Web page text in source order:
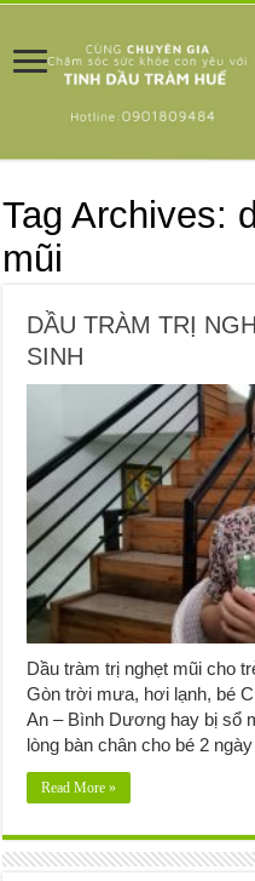
Tag Archives:
mũi
DẦU TRÀM TRỊ
SINH
Dầu tràm trị nghẹt mũi cho
Gòn trời mưa, hơi lạnh, bé
An – Bình Dương hay bị sổ
lòng bàn chân cho bé 2
Read More »